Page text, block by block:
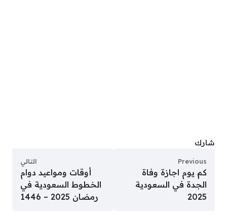
شارك
Previous
كم يوم اجازة وفاة
الجدة في السعودية
2025
التالي
أوقات ومواعيد دوام
الخطوط السعودية في
رمضان 2025 – 1446